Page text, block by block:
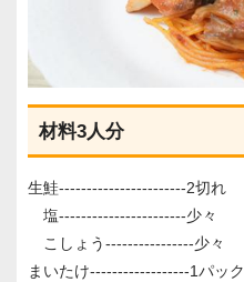
材料3人分
生鮭-----------------------2切れ
塩-----------------------少々
こしょう----------------少々
まいたけ------------------1パック